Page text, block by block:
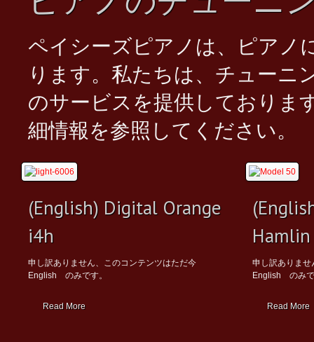
ペイシーズピアノは、ピアノ
ります。私たちは、チューニ
のサービスを提供しておりま
細情報を参照してください。
(English) Digital Orange
i4h
申し訳ありません、このコンテンツはただ今
English のみです。
Read More
申し訳ありま
English のみ
Read More